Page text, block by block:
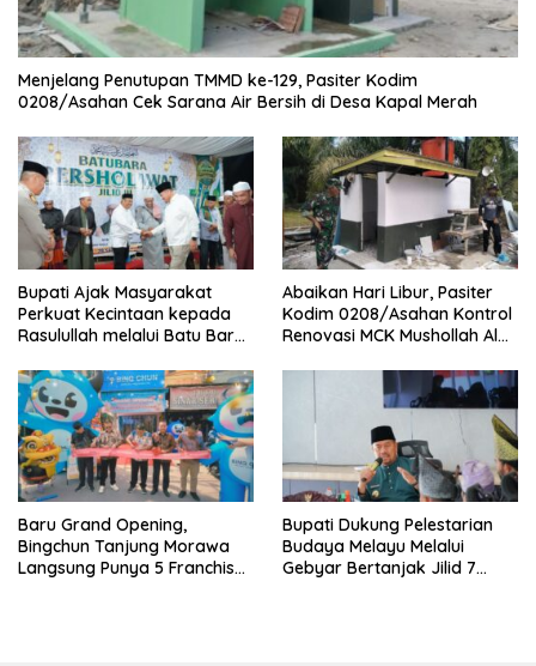
Menjelang Penutupan TMMD ke-129, Pasiter Kodim
0208/Asahan Cek Sarana Air Bersih di Desa Kapal Merah
Bupati Ajak Masyarakat
Perkuat Kecintaan kepada
Rasulullah melalui Batu Bara
Abaikan Hari Libur, Pasiter
Kodim 0208/Asahan Kontrol
Renovasi MCK Mushollah Al
‎Baru Grand Opening,
Bingchun Tanjung Morawa
Langsung Punya 5 Franchise
Bupati Dukung Pelestarian
Budaya Melayu Melalui
Gebyar Bertanjak Jilid 7